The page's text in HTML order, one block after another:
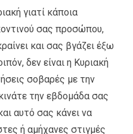
γιατί κάποια
σας προσώπου,
και σας βγάζει έξω
δεν είναι η Κυριακή
σοβαρές με την
την εβδομάδα σας
αυτό σας κάνει να
ή αμήχανες στιγμές